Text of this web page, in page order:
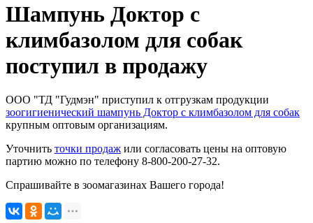
Шампунь Доктор с
климбазолом для собак
поступил в продажу
ООО "ТД "Гудмэн" приступил к отгрузкам продукции
зоогигиенический шампунь Доктор с климбазолом для собак
крупным оптовым организациям.
Уточнить точки продаж или согласовать цены на оптовую
партию можно по телефону 8-800-200-27-32.
Спрашивайте в зоомагазинах Вашего города!